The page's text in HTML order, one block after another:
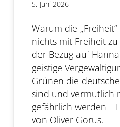
5. Juni 2026
Warum die
nichts mit Freiheit
der Bezug auf
geistige
Grünen die
sind und vermutlich
gefährlich werden –
von Oliver Gorus.